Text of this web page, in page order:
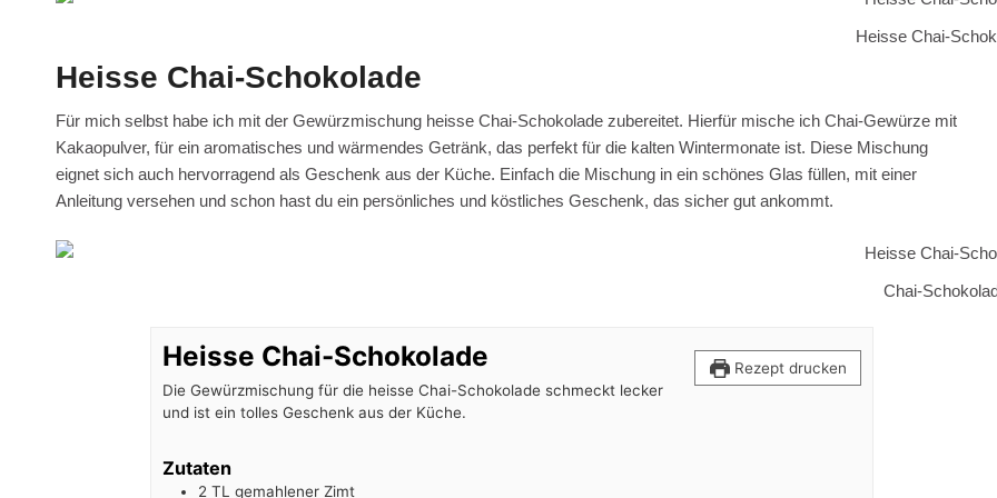
Heisse Chai-
Heisse Chai-Schokolade
Für mich selbst habe ich mit der Gewürzmischung heisse Chai-Schokolade zubereitet. Hierfür mische ich Chai-Gewürze mit
Kakaopulver, für ein aromatisches und wärmendes Getränk, das perfekt für die kalten Wintermonate ist. Diese Mischung
eignet sich auch hervorragend als Geschenk aus der Küche. Einfach die Mischung in ein schönes Glas füllen, mit einer
Anleitung versehen und schon hast du ein persönliches und köstliches Geschenk, das sicher gut ankommt.
Chai-
Rezept drucken
Heisse Chai-Schokolade
Die Gewürzmischung für die heisse Chai-Schokolade schmeckt lecker
und ist ein tolles Geschenk aus der Küche.
Zutaten
2 TL gemahlener Zimt